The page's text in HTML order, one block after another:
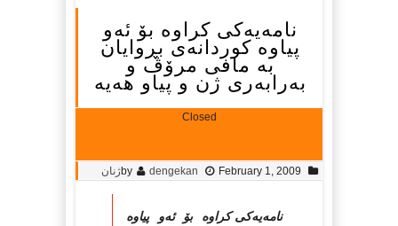
نامه‌یه‌کی کراوه‌ بۆ ئه‌و
پیاوه کوردانه‌ی بڕوایان
به‌ مافی مرۆڤ و
به‌رابه‌ری ژن و پیاو هه‌یه
Closed
by dengekan February 1, 2009 ژنان
نامه‌یه‌کی کراوه‌ بۆ ئه‌و پیاوه